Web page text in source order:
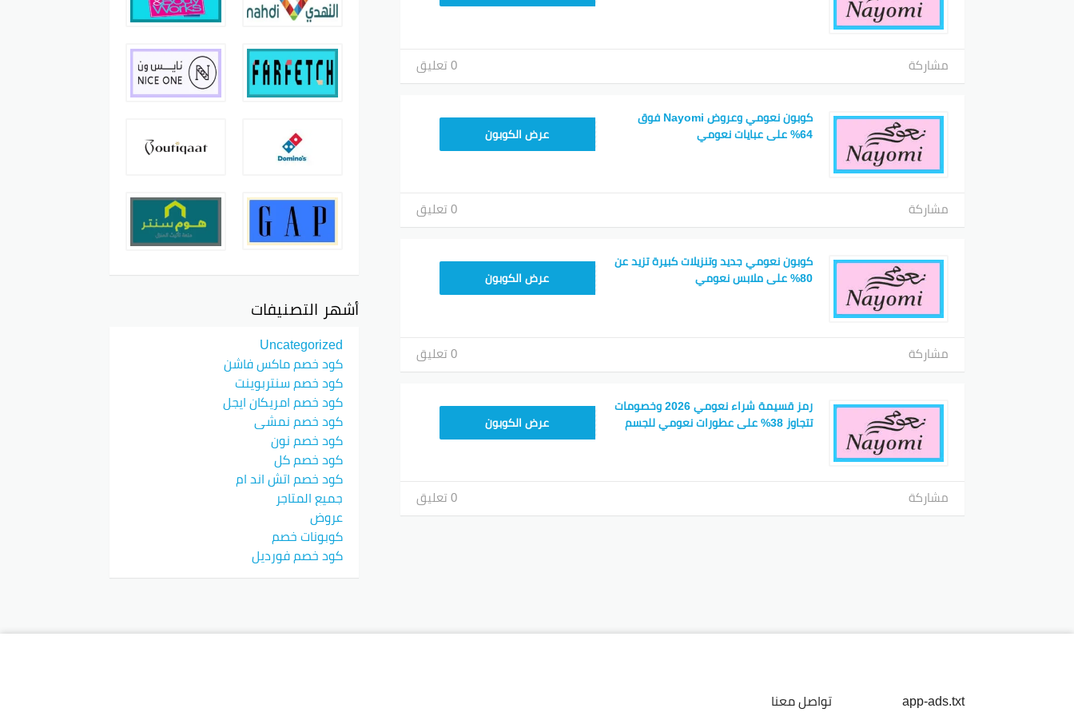
مشاركة 0 تعليق
كوبون نعومي وعروض Nayomi فوق
64% على عبايات نعومي
BK178عرض الكوبون
مشاركة 0 تعليق
كوبون نعومي جديد وتنزيلات كبيرة تزيد عن
80% على ملابس نعومي
BK178عرض الكوبون
مشاركة 0 تعليق
رمز قسيمة شراء نعومي 2026 وخصومات
تتجاوز 38% على عطورات نعومي للجسم
BK178عرض الكوبون
مشاركة 0 تعليق
أشهر التصنيفات
Uncategorized
كود خصم ماكس فاشن
كود خصم سنتربوينت
كود خصم امريكان ايجل
كود خصم نمشي
كود خصم نون
كود خصم كل
كود خصم اتش اند ام
جميع المتاجر
عروض
كوبونات خصم
كود خصم فورديل
app-ads.txt
تواصل معنا